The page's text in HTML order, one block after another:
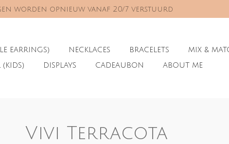
worden opnieuw vanaf 20/7 verstuurd
EARRINGS) NECKLACES BRACELETS
MIX &
DISPLAYS CADEAUBON
ABOUT ME
Vivi Terracota